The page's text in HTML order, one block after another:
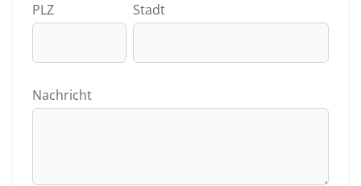
PLZ Stadt
Nachricht